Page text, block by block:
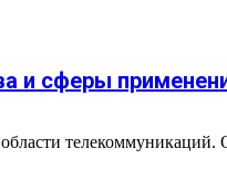
и сферы
телекоммуникаций.